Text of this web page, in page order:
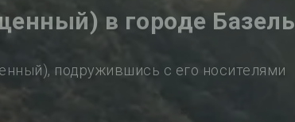
в городе Базель
подружившись с его носителями